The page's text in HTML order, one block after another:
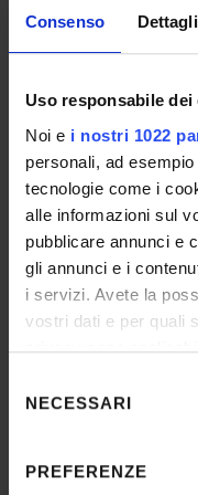
Consenso Dettagli
Uso responsabile dei
Noi e i nostri 1022
personali, ad
tecnologie come i
alle informazioni sul
pubblicare annunci e
gli annunci e i
i servizi. Avete la
vostri dati e per quali
privacy sono
modificare o revocare
momento dalla
delNECESSARI
PREFERENZE
presso il
UMANE per
scientifici in
prof.ssa
Incarichi di
Date
Application
per il
UMANE per